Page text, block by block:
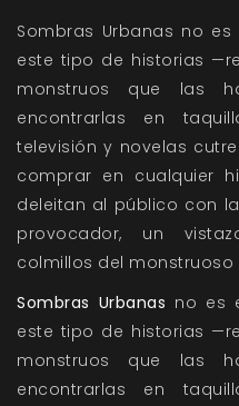
Sombras Urbanas no
este tipo de historias
monstruos que las
encontrarlas en
televisión y novelas
comprar en cualquier
deleitan al público con
provocador, un
colmillos del monstruoso
Sombras Urbanas no es
este tipo de historias
monstruos que las
encontrarlas en